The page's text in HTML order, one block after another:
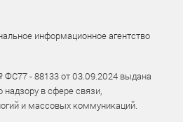
информационное агентство
- 88133 от 03.09.2024 выдана
в сфере связи,
и массовых коммуникаций.